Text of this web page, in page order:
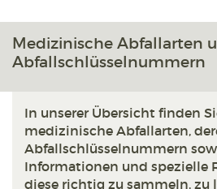
Medizinische Abfallarten
Abfallschlüsselnummern
In unserer Übersicht finden
medizinische Abfallarten,
Abfallschlüsselnummern
Informationen und spezielle
diese richtig zu sammeln, zu